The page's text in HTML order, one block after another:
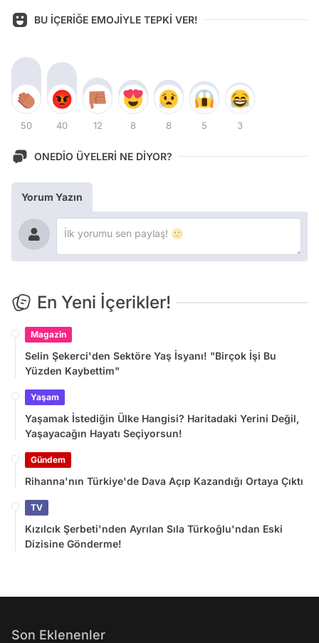
BU İÇERİĞE EMOJİYLE TEPKİ VER!
50 40 12 8 8 5 3
ONEDİO ÜYELERİ NE DİYOR?
Yorum Yazın
En Yeni İçerikler!
Magazin
Selin Şekerci'den Sektöre Yaş İsyanı! "Birçok İşi Bu
Yüzden Kaybettim"
Yaşam
Yaşamak İstediğin Ülke Hangisi? Haritadaki Yerini Değil,
Yaşayacağın Hayatı Seçiyorsun!
Gündem
Rihanna'nın Türkiye'de Dava Açıp Kazandığı Ortaya Çıktı
TV
Kızılcık Şerbeti'nden Ayrılan Sıla Türkoğlu'ndan Eski
Dizisine Gönderme!
Son Eklenenler